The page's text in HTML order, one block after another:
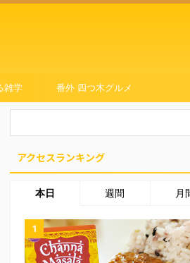
雑学 番外 四つ木グルメ
アクセスランキング
本日 週間 月